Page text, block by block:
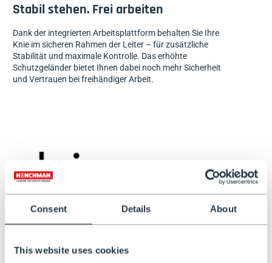
Consent Details About
This website uses cookies
Stabil stehen. Frei arbeiten
Dank der integrierten Arbeitsplattform behalten Sie Ihre
Knie im sicheren Rahmen der Leiter – für zusätzliche
Stabilität und maximale Kontrolle. Das erhöhte
Schutzgeländer bietet Ihnen dabei noch mehr Sicherheit
und Vertrauen bei freihändiger Arbeit.